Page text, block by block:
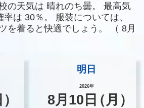
の天気は 晴れのち曇。
最高気
率は 30％。
服装については、
を着ると快適でしょう。
（ 8月
明日
2026年
8月 10 日（月）